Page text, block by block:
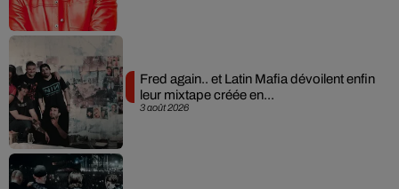
3 août 2026
Fred again.. et Latin Mafia dévoilent enfin
leur mixtape créée en...